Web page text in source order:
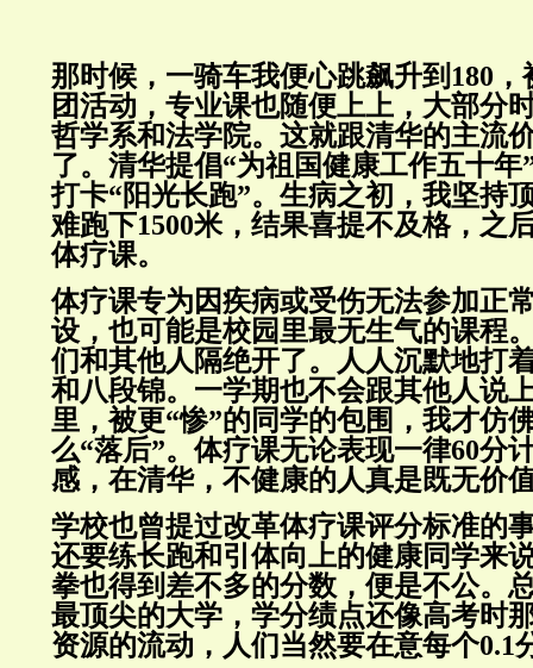
那时候，一骑车我便心跳飙升到180
团活动，专业课也随便上上，大部分
哲学系和法学院。这就跟清华的主流
了。清华提倡“为祖国健康工作五十年
打卡“阳光长跑”。生病之初，我坚持
难跑下1500米，结果喜提不及格，之
体疗课。
体疗课专为因疾病或受伤无法参加正
设，也可能是校园里最无生气的课程
们和其他人隔绝开了。人人沉默地打
和八段锦。一学期也不会跟其他人说
里，被更“惨”的同学的包围，我才仿
么“落后”。体疗课无论表现一律60分
感，在清华，不健康的人真是既无价
学校也曾提过改革体疗课评分标准的
还要练长跑和引体向上的健康同学来
拳也得到差不多的分数，便是不公。
最顶尖的大学，学分绩点还像高考时
资源的流动，人们当然要在意每个0.1